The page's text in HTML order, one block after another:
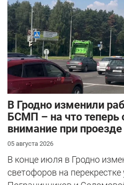
В Гродно изменили
БСМП – на что теперь
внимание при проезде
05 августа 2026
В конце июля в Гродно
светофоров на перекрестке